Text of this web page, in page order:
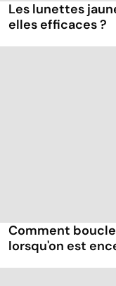
Les lunettes
elles efficaces ?
Comment
lorsqu'on est